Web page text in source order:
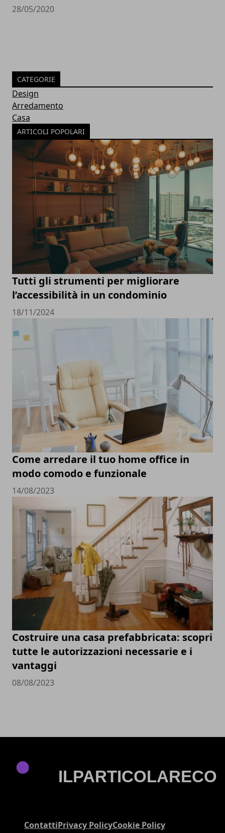
28/05/2020
CATEGORIE
Design
Arredamento
Casa
ARTICOLI POPOLARI
Tutti gli strumenti per migliorare
l’accessibilità in un condominio
18/11/2024
Come arredare il tuo home office in
modo comodo e funzionale
14/08/2023
Costruire una casa prefabbricata: scopri
tutte le autorizzazioni necessarie e i
vantaggi
08/08/2023
ContattiPrivacy PolicyCookie Policy